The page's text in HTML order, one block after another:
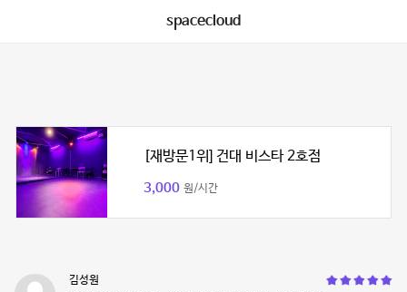
spacecloud
[재방문1위] 건대 비스타 2호점
3,000 원/시간
김성원